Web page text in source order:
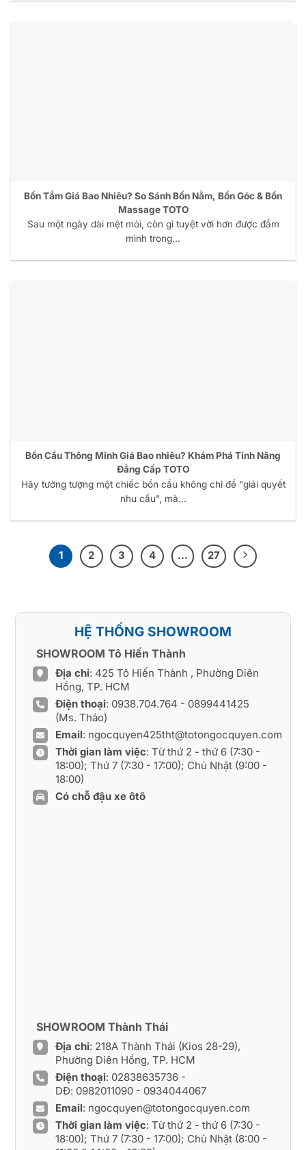
Bồn Tắm Giá Bao Nhiêu? So Sánh Bồn Nằm, Bồn Góc & Bồn
Massage TOTO
Sau một ngày dài mệt mỏi, còn gì tuyệt vời hơn được đắm
mình trong...
Bồn Cầu Thông Minh Giá Bao nhiêu? Khám Phá Tính Năng
Đẳng Cấp TOTO
Hãy tưởng tượng một chiếc bồn cầu không chỉ để "giải quyết
nhu cầu", mà...
1 2 3 4 … 27
HỆ THỐNG SHOWROOM
SHOWROOM Tô Hiến Thành
Địa chỉ: 425 Tô Hiến Thành , Phường Diên
Hồng, TP. HCM
Điện thoại: 0938.704.764 - 0899441425
(Ms. Thảo)
Email: ngocquyen425tht@totongocquyen.com
Thời gian làm việc: Từ thứ 2 - thứ 6 (7:30 -
18:00); Thứ 7 (7:30 - 17:00); Chủ Nhật (9:00 -
18:00)
Có chỗ đậu xe ôtô
SHOWROOM Thành Thái
Địa chỉ: 218A Thành Thái (Kios 28-29),
Phường Diên Hồng, TP. HCM
Điện thoại: 02838635736 -
DĐ: 0982011090- 0934044067
Email: ngocquyen@totongocquyen.com
Thời gian làm việc: Từ thứ 2 - thứ 6 (7:30 -
18:00); Thứ 7 (7:30 - 17:00); Chủ Nhật (8:00 -